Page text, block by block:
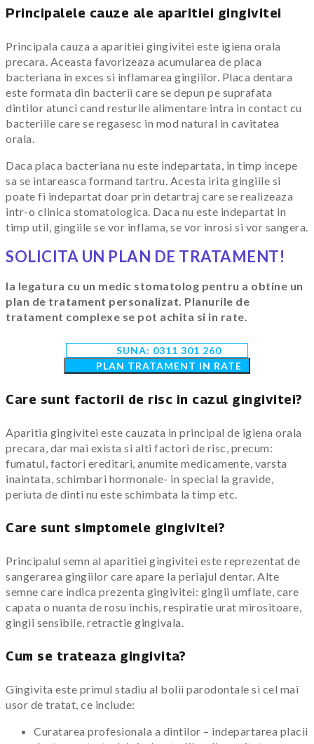
Principalele cauze ale aparitiei gingivitei
Principala cauza a aparitiei gingivitei este igiena orala
precara. Aceasta favorizeaza acumularea de placa
bacteriana in exces si inflamarea gingiilor. Placa dentara
este formata din bacterii care se depun pe suprafata
dintilor atunci cand resturile alimentare intra in contact cu
bacteriile care se regasesc in mod natural in cavitatea
orala.
Daca placa bacteriana nu este indepartata, in timp incepe
sa se intareasca formand tartru. Acesta irita gingiile si
poate fi indepartat doar prin detartraj care se realizeaza
intr-o clinica stomatologica. Daca nu este indepartat in
timp util, gingiile se vor inflama, se vor inrosi si vor sangera.
SOLICITA UN PLAN DE TRATAMENT!
Ia legatura cu un medic stomatolog pentru a obtine un
plan de tratament personalizat. Planurile de
tratament complexe se pot achita si in rate.
SUNA: 0311 301 260
PLAN TRATAMENT IN RATE
Care sunt factorii de risc in cazul gingivitei?
Aparitia gingivitei este cauzata in principal de igiena orala
precara, dar mai exista si alti factori de risc, precum:
fumatul, factori ereditari, anumite medicamente, varsta
inaintata, schimbari hormonale- in special la gravide,
periuta de dinti nu este schimbata la timp etc.
Care sunt simptomele gingivitei?
Principalul semn al aparitiei gingivitei este reprezentat de
sangerarea gingiilor care apare la periajul dentar. Alte
semne care indica prezenta gingivitei: gingii umflate, care
capata o nuanta de rosu inchis, respiratie urat mirositoare,
gingii sensibile, retractie gingivala.
Cum se trateaza gingivita?
Gingivita este primul stadiu al bolii parodontale si cel mai
usor de tratat, ce include:
Curatarea profesionala a dintilor – indepartarea placii